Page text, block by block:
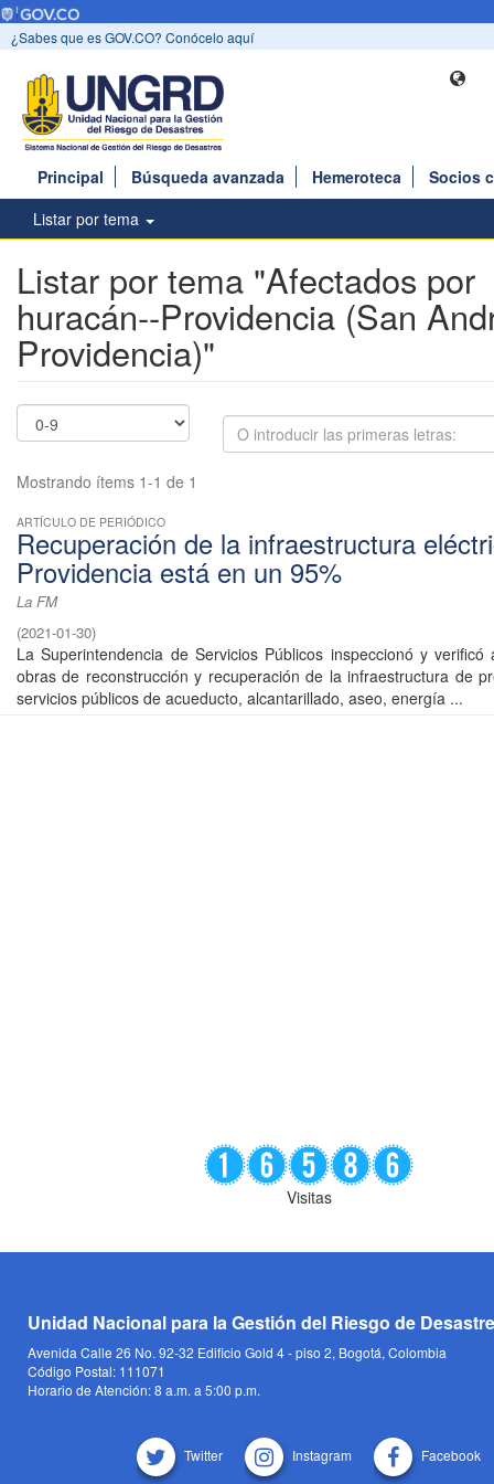
¿Sabes que es GOV.CO? Conócelo aquí
Principal Búsqueda avanzada Hemeroteca
Socios
Listar por tema
Listar por tema "Afectados por
huracán--Providencia (San
Providencia)"
Mostrando ítems 1-1 de 1
ARTÍCULO DE PERIÓDICO
Recuperación de la infraestructura
Providencia está en un 95%
La FM
(2021-01-30)
La Superintendencia de Servicios Públicos inspeccionó y verificó
obras de reconstrucción y recuperación de la infraestructura de
servicios públicos de acueducto, alcantarillado, aseo, energía ...
Visitas
Unidad Nacional para la Gestión del Riesgo de
Avenida Calle 26 No. 92-32 Edificio Gold 4 - piso 2, Bogotá, Colombia
Código Postal: 111071
Horario de Atención: 8 a.m. a 5:00 p.m.
Twitter Instagram Facebook